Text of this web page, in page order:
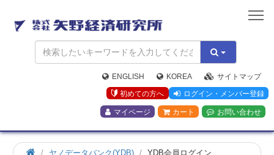
矢
野
経
済
研
究
所
ENGLISH KOREA
サイトマップ
初めての方へ
ログイン・メンバー登録
マイページ カート お問い合わせ
ホ
ヤノデータバンク(YDB) YDB会員ログイン